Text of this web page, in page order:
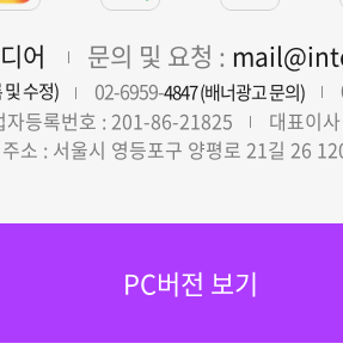
어 문의 및 요청 :
수정) 02-6959-4847 (배너광고 문의)
자등록번호 : 201-86-21825
대표이
주소 : 서울시 영등포구 양평로 21길 26
PC버전 보기